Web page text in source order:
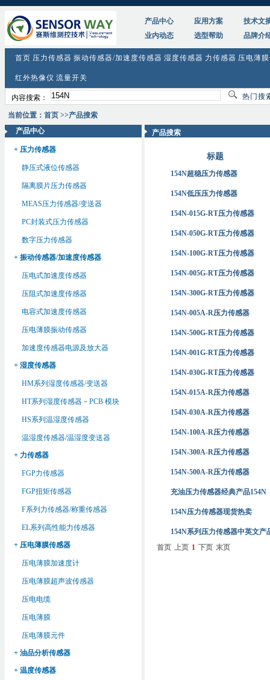
产品中心 应用方案
技术文
业内动态
选型帮助 品牌介
首页 压力传感器 振动传感器/加速度传感器 湿度传感器 力传感器 压电薄
红外热像仪 流量开关
内容搜索： 热门搜
当前位置：首页 >>产品搜索
产品中心
+ 压力传感器
静压式液位传感器
隔离膜片压力传感器
MEAS压力传感器/变送器
PC封装式压力传感器
数字压力传感器
+ 振动传感器/加速度传感器
压电式加速度传感器
压阻式加速度传感器
电容式加速度传感器
压电薄膜振动传感器
加速度传感器电源及放大器
+ 湿度传感器
HM系列湿度传感器/变送器
HT系列湿度传感器－PCB 模块
HS系列温湿度传感器
温湿度传感器/温湿度变送器
+ 力传感器
FGP力传感器
FGP扭矩传感器
F系列力传感器/称重传感器
EL系列高性能力传感器
+ 压电薄膜传感器
压电薄膜加速度计
压电薄膜超声波传感器
压电电缆
压电薄膜
压电薄膜元件
+ 油品分析传感器
+ 温度传感器
产品搜索
标题
154N超稳压力传感器
154N低压压力传感器
154N-015G-RT压力传感器
154N-050G-RT压力传感器
154N-100G-RT压力传感器
154N-005G-RT压力传感器
154N-300G-RT压力传感器
154N-005A-R压力传感器
154N-500G-RT压力传感器
154N-001G-RT压力传感器
154N-030G-RT压力传感器
154N-015A-R压力传感器
154N-030A-R压力传感器
154N-100A-R压力传感器
154N-300A-R压力传感器
154N-500A-R压力传感器
充油压力传感器经典产品154N
154N压力传感器现货热卖
154N系列压力传感器中英文产
首页 上页 1 下页 末页